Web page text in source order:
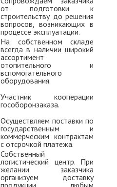
от подготовки к
строительству до решения
вопросов, возникающих в
процессе эксплуатации.
На собственном складе
всегда в наличии широкий
ассортимент
отопительного и
вспомогательного
оборудования.
Участник кооперации
гособоронзаказа.
Осуществляем поставки по
государственным и
коммерческим контрактам
с отсрочкой платежа.
Собственный
логистический центр. При
желании заказчика
организуем доставку